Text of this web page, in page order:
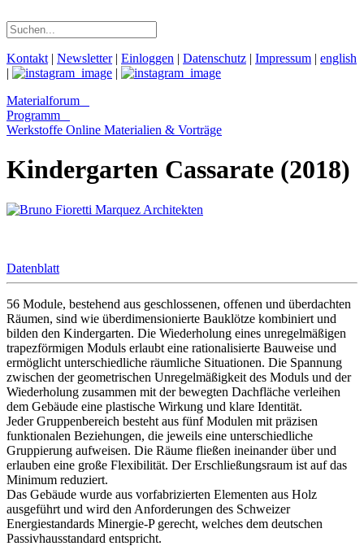
Kontakt | Newsletter| Einloggen | Datenschutz | Impressum | english
|
|
Materialforum
Programm
Werkstoffe Online Materialien & Vorträge
Kindergarten Cassarate (2018)
Datenblatt
56 Module, bestehend aus geschlossenen, offenen und überdachten
Räumen, sind wie überdimensionierte Bauklötze kombiniert und
bilden den Kindergarten. Die Wiederholung eines unregelmäßigen
trapezförmigen Moduls erlaubt eine rationalisierte Bauweise und
ermöglicht unterschiedliche räumliche Situationen. Die Spannung
zwischen der geometrischen Unregelmäßigkeit des Moduls und der
Wiederholung zusammen mit der bewegten Dachfläche verleihen
dem Gebäude eine plastische Wirkung und klare Identität.
Jeder Gruppenbereich besteht aus fünf Modulen mit präzisen
funktionalen Beziehungen, die jeweils eine unterschiedliche
Gruppierung aufweisen. Die Räume fließen ineinander über und
erlauben eine große Flexibilität. Der Erschließungsraum ist auf das
Minimum reduziert.
Das Gebäude wurde aus vorfabrizierten Elementen aus Holz
ausgeführt und wird den Anforderungen des Schweizer
Energiestandards Minergie-P gerecht, welches dem deutschen
Passivhausstandard entspricht.